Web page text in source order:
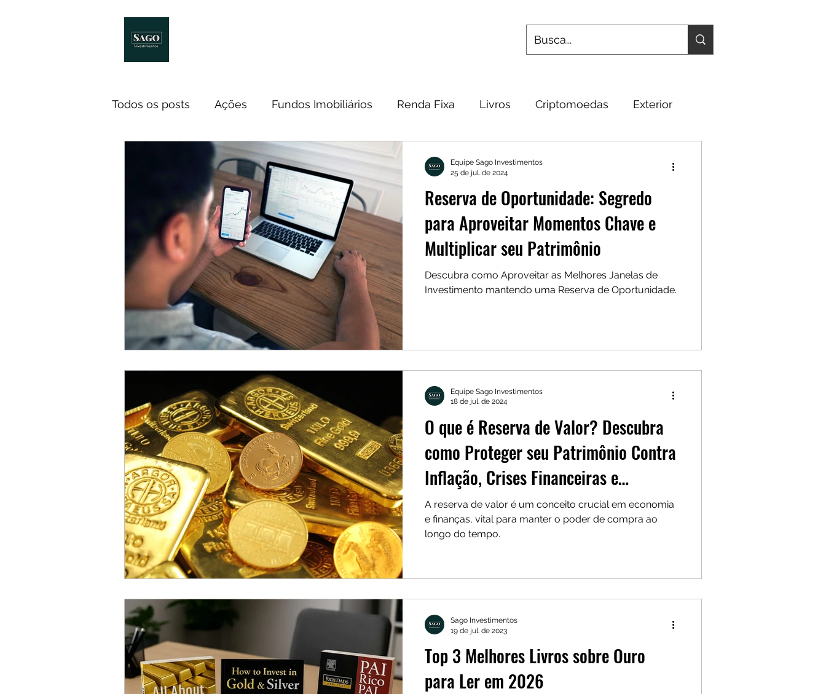
Todos os posts Ações Fundos Imobiliários Renda Fixa Livros Criptomoedas Exterior
Economia Metais Preciosos
Investidores Cursos Frases Dicas Carteira Bitcoin
Reserva de Oportunidade: Segredo
para Aproveitar Momentos Chave e
Multiplicar seu Patrimônio
Descubra como Aproveitar as Melhores Janelas de
Investimento mantendo uma Reserva de Oportunidade.
Equipe Sago Investimentos
25 de jul. de 2024
O que é Reserva de Valor? Descubra
como Proteger seu Patrimônio Contra
Inflação, Crises Financeiras e
Incertezas Econômicas
A reserva de valor é um conceito crucial em economia
e finanças, vital para manter o poder de compra ao
longo do tempo.
Equipe Sago Investimentos
18 de jul. de 2024
Top 3 Melhores Livros sobre Ouro
para Ler em 2026
Sago Investimentos
19 de jul. de 2023